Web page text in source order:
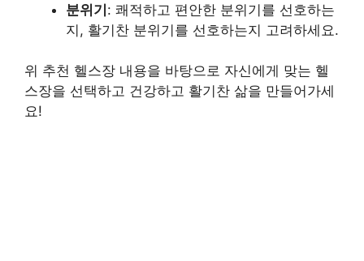
분위기: 쾌적하고 편안한 분위기를 선호하는
지, 활기찬 분위기를 선호하는지 고려하세요.
위 추천 헬스장 내용을 바탕으로 자신에게 맞는 헬
스장을 선택하고 건강하고 활기찬 삶을 만들어가세
요!